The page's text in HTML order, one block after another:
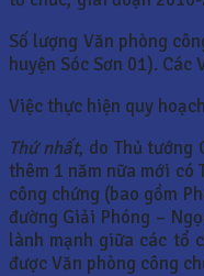
Số lượng Văn phòng
huyện Sóc Sơn 01).
Việc thực hiện quy
Thứ nhất, do Thủ tướng
thêm 1 năm nữa mới có
công chứng (bao gồm
đường Giải Phóng –
lành mạnh giữa các tổ
được Văn phòng công